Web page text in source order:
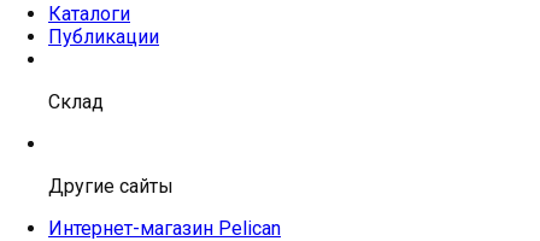
Каталоги
Публикации
Склад
Другие сайты
Интернет-магазин Pelican